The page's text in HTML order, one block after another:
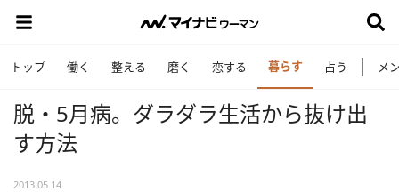
トップ 働く 整える 磨く 恋する 暮らす 占う メ
脱・5月病。ダラダラ生活から抜け出
す方法
2013.05.14